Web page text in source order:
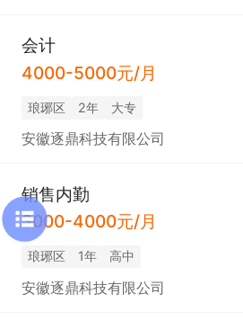
会计
4000-5000元/月
琅琊区 2年 大专
安徽逐鼎科技有限公司
销售内勤
3000-4000元/月
琅琊区 1年 高中
安徽逐鼎科技有限公司